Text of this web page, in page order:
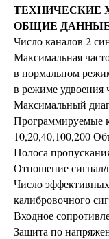
ТЕХНИЧЕСКИЕ
ОБЩИЕ
Число каналов 2
Максимальная
в нормальном
в режиме удвоения
Максимальный
Программируемые
10,20,40,100,200
Полоса
Отношение
Число эффективных
калибровочного
Входное
Защита по